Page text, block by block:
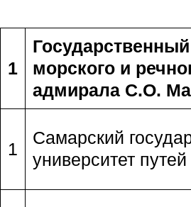
1
морского и
адмирала С.О.
1
Самарский
университет